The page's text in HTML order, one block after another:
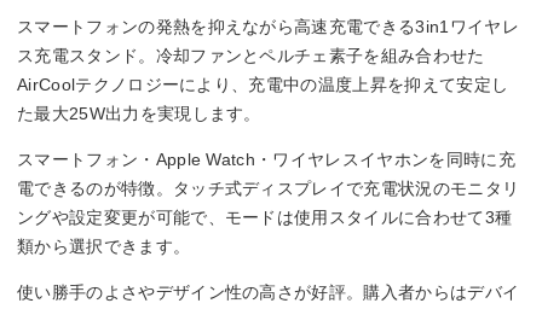
スマートフォンの発熱を抑えながら高速充電できる3in1ワイヤレ
ス充電スタンド。冷却ファンとペルチェ素子を組み合わせた
AirCoolテクノロジーにより、充電中の温度上昇を抑えて安定し
た最大25W出力を実現します。
スマートフォン・Apple Watch・ワイヤレスイヤホンを同時に充
電できるのが特徴。タッチ式ディスプレイで充電状況のモニタリ
ングや設定変更が可能で、モードは使用スタイルに合わせて3種
類から選択できます。
使い勝手のよさやデザイン性の高さが好評。購入者からはデバイ